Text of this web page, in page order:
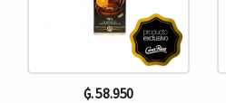
₲. 58.950